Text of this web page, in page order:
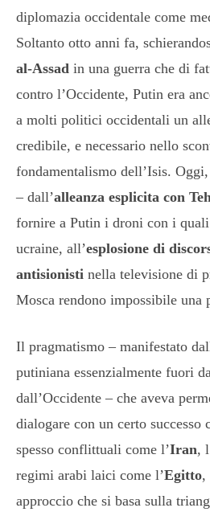
diplomazia occidentale come
Soltanto otto anni fa,
al-Assad in una guerra che di
contro l’Occidente, Putin era
a molti politici occidentali un
credibile, e necessario nello
fondamentalismo dell’Isis.
– dall’alleanza esplicita con
fornire a Putin i droni con i
ucraine, all’esplosione di
antisionisti nella televisione di
Mosca rendono impossibile una
Il pragmatismo – manifestato
putiniana essenzialmente fuori
dall’Occidente – che aveva
dialogare con un certo successo
spesso conflittuali come l’Iran,
regimi arabi laici come l’Egitto,
approccio che si basa sulla